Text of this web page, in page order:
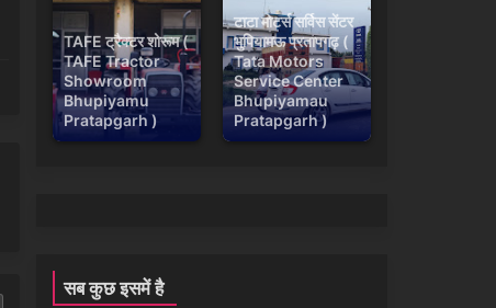
TAFE ट्रैक्टर शोरूम (
TAFE Tractor
Showroom
Bhupiyamu
Pratapgarh )
टाटा मोटर्स सर्विस सेंटर
भुपियामऊ प्रतापगढ़ (
Tata Motors
Service Center
Bhupiyamau
Pratapgarh )
सब कुछ इसमें है